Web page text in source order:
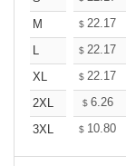
M
$ 22.17
L
$ 22.17
XL
$ 22.17
2XL
$ 6.26
3XL
$ 10.80